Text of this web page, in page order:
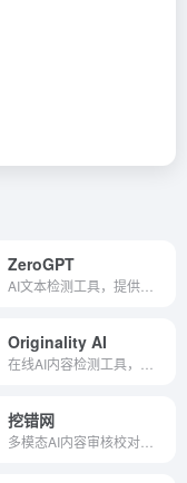
ZeroGPT
Originality AI
挖错网